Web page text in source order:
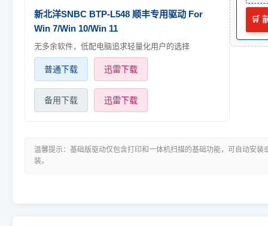
新北洋SNBC BTP-L548 顺丰专用驱动 For
Win 7/Win 10/Win 11
无多余软件，低配电脑追求轻量化用户的选择
普通下载 迅雷下载
备用下载 迅雷下载
🛒
温馨提示：基础版驱动仅包含打印和一体机扫描的基础功能，可自动安装
装。